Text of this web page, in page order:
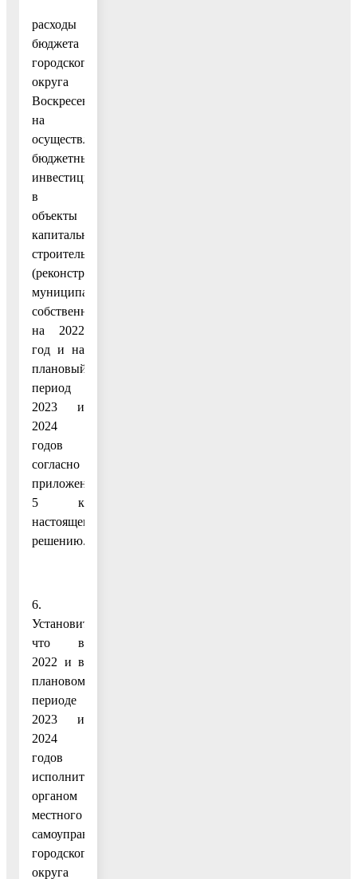
расходы
бюджета
городского
округа
Воскресенск
на
осуществление
бюджетных
инвестиций
в
объекты
капитального
строительства
(реконструкции)
муниципальной
собственности
на 2022
год и на
плановый
период
2023 и
2024
годов
согласно
приложению
5 к
настоящему
решению.
6.
Установить,
что в
2022 и в
плановом
периоде
2023 и
2024
годов
исполнительным
органом
местного
самоуправления
городского
округа